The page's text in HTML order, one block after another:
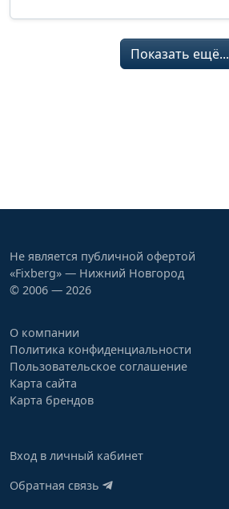
Показать ещё...
Не является публичной офертой
«Fixberg» — Нижний Новгород
© 2006 — 2026
О компании
Политика конфиденциальности
Пользовательское соглашение
Карта сайта
Карта брендов
Вход в личный кабинет
Обратная связь